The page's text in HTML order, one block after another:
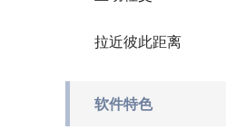
拉近彼此距离
软件特色